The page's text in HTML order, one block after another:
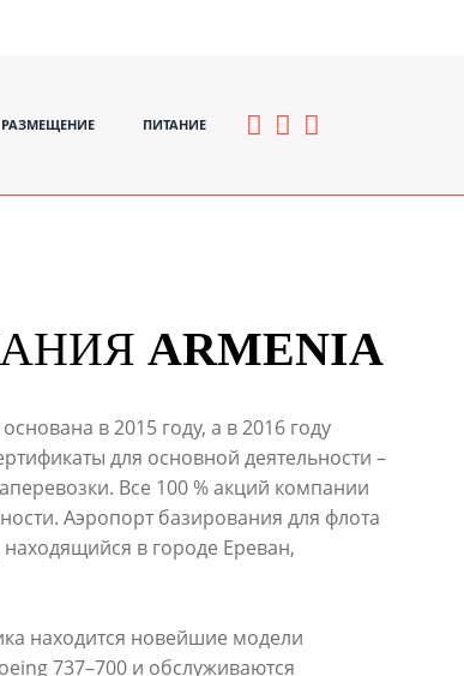
РАЗМЕЩЕНИЕ ПИТАНИЕ
ARMENIA
в 2015 году, а в 2016 году
для основной деятельности –
Все 100 % акций компании
Аэропорт базирования для флота
в городе Ереван,
находится новейшие модели
737–700 и обслуживаются